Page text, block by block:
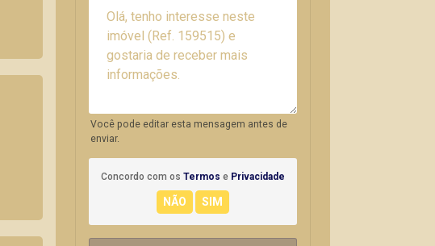
Você pode editar esta mensagem antes de
enviar.
Concordo com os Termos e Privacidade